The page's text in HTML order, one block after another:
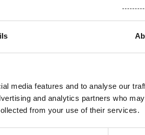
media features and to analyse our
and analytics partners who
from your use of their services.
(SUY1V) noteerataan NASDAQ